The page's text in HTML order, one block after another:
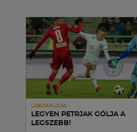
LABDARÚGÁS
LEGYEN PETRJAK GÓLJA A
LEGSZEBB!